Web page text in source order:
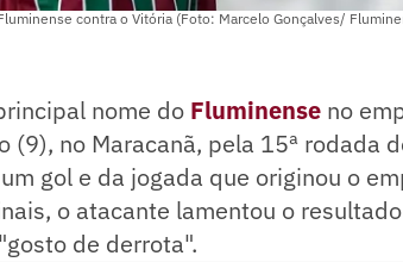
contra o Vitória (Foto: Marcelo Gonçalves/
nome do Fluminense no
(9), no Maracanã, pela 15ª rodada
gol e da jogada que originou o
o atacante lamentou o
de derrota".